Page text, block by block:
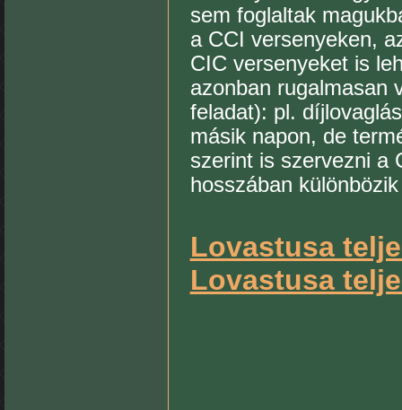
sem foglaltak
a CCI versenyeken,
CIC versenyeket is
azonban rugalmasan
feladat): pl.
másik napon, de
szerint is szervezni a
hosszában
Lovastusa
Lovastusa